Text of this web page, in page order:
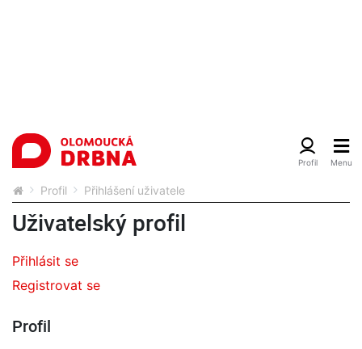
Profil Přihlášení uživatele
Uživatelský profil
Přihlásit se
Registrovat se
Profil